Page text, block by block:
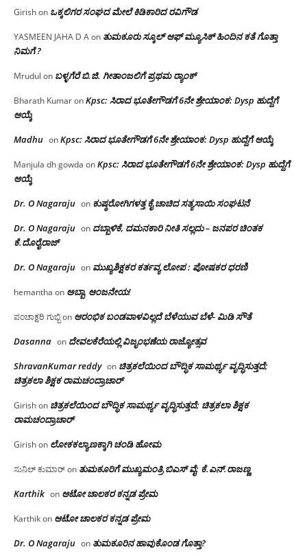
Girishon ಒಕ್ಕಲಿಗರ ಸಂಘದ ಮೇಲೆ ಕಿಡಿಕಾರಿದ ರವಿಗೌಡ
YASMEEN JAHA D Aon ತುಮಕೂರು ಸ್ಕೂಲ್ ಆಫ್ ಮ್ಯೂಸಿಕ್ ಹಿಂದಿನ ಕತೆ ಗೊತ್ತಾ
ನಿಮಗೆ ?
Mrudul on ಬಳ್ಳಗೆರೆ ಬಿ.ಜಿ. ಗೀತಾಂಜಲಿಗೆ ಪ್ರಥಮ ರ‌್ಯಾಂಕ್
Bharath KumaronKpsc: ಸಿರಾದ ಭೂತೇಗೌಡಗೆ 6ನೇ ಶ್ರೇಯಾಂಕ: Dysp ಹುದ್ದೆಗೆ
ಆಯ್ಕೆ
Madhu onKpsc: ಸಿರಾದ ಭೂತೇಗೌಡಗೆ 6ನೇ ಶ್ರೇಯಾಂಕ: Dysp ಹುದ್ದೆಗೆ ಆಯ್ಕೆ
Manjula dh gowda onKpsc: ಸಿರಾದ ಭೂತೇಗೌಡಗೆ 6ನೇ ಶ್ರೇಯಾಂಕ: Dysp ಹುದ್ದೆಗೆ
ಆಯ್ಕೆ
Dr. O Nagaraju on ಕುಷ್ಠರೋಗಿಗಳತ್ತ ಕೈ ಚಾಚಿದ ಸತ್ಯಸಾಯಿ ಸಂಘಟನೆ
Dr. O Nagaraju on ದಬ್ಬಾಳಿಕೆ, ದಮನಕಾರಿ ನೀತಿ ಸಲ್ಲದು – ಜನಪರ ಚಿಂತಕ
ಕೆ.ದೊರೈರಾಜ್
Dr. O Nagaraju on ಮುಖ್ಯಶಿಕ್ಷಕರ ಕರ್ತವ್ಯ ಲೋಪ : ಪೋಷಕರ ಧರಣಿ
hemantha on ಅಬ್ಬಾ, ಆಂಜನೇಯ!
ಪಂಚಾಕ್ಷರಿ ಗುಬ್ಬಿon ಆರಂಭಿಕ ಬಂಡವಾಳವಿಲ್ಲದೆ ಬೆಳೆಯುವ ಬೆಳೆ- ಮಿಡಿ ಸೌತೆ
Dasanna on ದೇವಲಕೆರೆಯಲ್ಲಿ ವಿಜೃಂಭಣೆಯ ರಾಜ್ಯೋತ್ಸವ
ShravanKumar reddy on ಚಿತ್ರಕಲೆಯಿಂದ ಬೌದ್ಧಿಕ ಸಾಮರ್ಥ್ಯ ವೃದ್ಧಿಸುತ್ತದೆ;
ಚಿತ್ರಕಲಾ ಶಿಕ್ಷಕ ರಾಮಚಂದ್ರಾಚಾರ್
Girishon ಚಿತ್ರಕಲೆಯಿಂದ ಬೌದ್ಧಿಕ ಸಾಮರ್ಥ್ಯ ವೃದ್ಧಿಸುತ್ತದೆ; ಚಿತ್ರಕಲಾ ಶಿಕ್ಷಕ
ರಾಮಚಂದ್ರಾಚಾರ್
Girishon ಲೋಕಕಲ್ಯಾಣಕ್ಕಾಗಿ ಚಂಡಿ ಹೋಮ
ಸುನಿಲ್ ಕುಮಾರ್on ತುಮಕೂರಿಗೆ ಮುಖ್ಯಮಂತ್ರಿ ಬಿಎಸ್ ವೈ: ಕೆ.ಎನ್.ರಾಜಣ್ಣ
Karthik on ಆಟೋ ಚಾಲಕರ ಕನ್ನಡ ಪ್ರೇಮ
Karthikon ಆಟೋ ಚಾಲಕರ ಕನ್ನಡ ಪ್ರೇಮ
Dr. O Nagaraju on ತುಮಕೂರಿನ ಹಾವುಕೊಂಡ ಗೊತ್ತಾ?